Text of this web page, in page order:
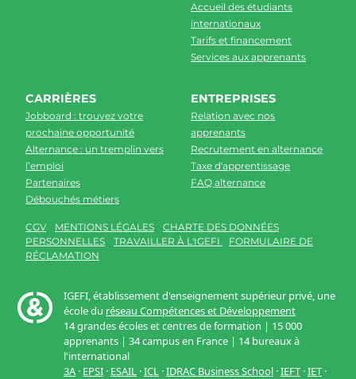
Accueil des étudiants
internationaux
Tarifs et financement
Services aux apprenants
CARRIÈRES
Jobboard : trouvez votre
prochaine opportunité
Alternance : un tremplin vers
l’emploi
Partenaires
Débouchés métiers
ENTREPRISES
Relation avec nos
apprenants
Recrutement en alternance
Taxe d'apprentissage
FAQ alternance
CGV MENTIONS LÉGALES
CHARTE DES DONNÉES
PERSONNELLES
TRAVAILLER À L'IGEFI
FORMULAIRE DE
RÉCLAMATION